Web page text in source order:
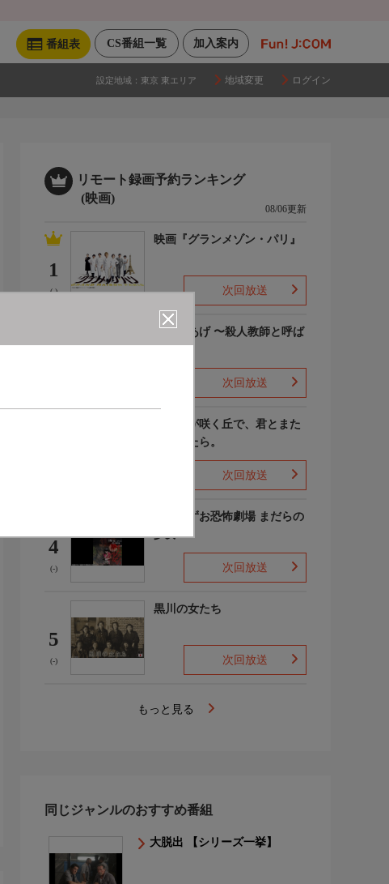
加入案内
CS番組一覧
番組表
設定地域： 東京 東エリア 地域変更 ログイン
リモート録画予約ランキング
(映画)
08/06更新
1
(-)
映画『グランメゾン・パリ』
次回放送
でっちあげ 〜殺人教師と呼ば
次回放送
あの花が咲く丘で、君とまた
出会えたら。
次回放送
4
(-)
楳図かずお恐怖劇場 まだらの
少女
次回放送
5
(-)
黒川の女たち
次回放送
もっと見る
同じジャンルのおすすめ番組
大脱出 【シリーズ一挙】